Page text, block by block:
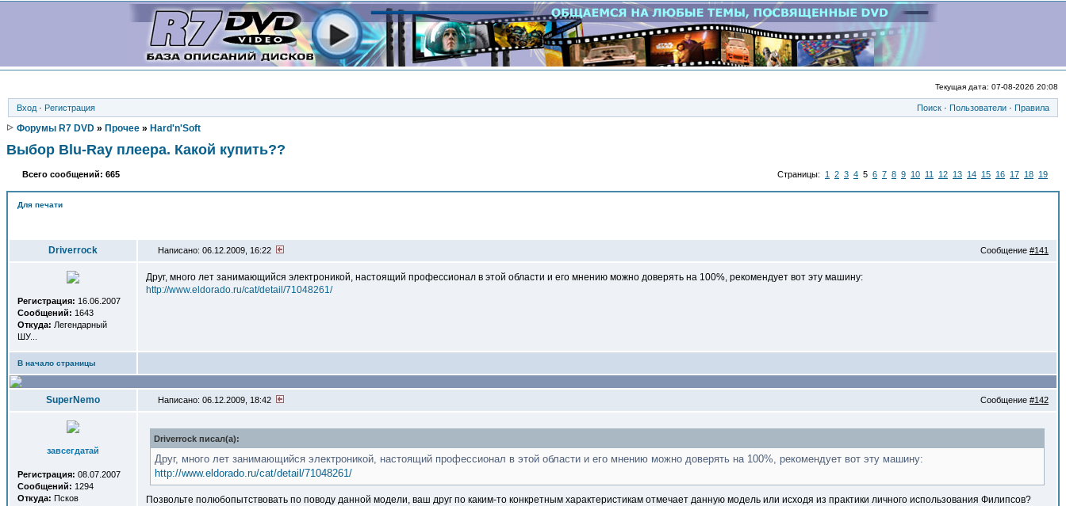
Текущая дата: 07-08-2026 20:08
Вход · Регистрация Поиск · Пользователи · Правила
Форумы R7 DVD » Прочее » Hard'n'Soft
Выбор Blu-Ray плеера. Какой купить??
Всего сообщений: 665 Страницы: 1 2 3 4 5 6 7 8 9 10 11 12 13 14 15 16 17 18 19
Для печати
Driverrock Написано: 06.12.2009, 16:22 Сообщение #141
Регистрация: 16.06.2007
Сообщений: 1643
Откуда: Легендарный
ШУ...
Друг, много лет занимающийся электроникой, настоящий профессионал в этой области и его мнению можно доверять на 100%, рекомендует вот эту машину:
http://www.eldorado.ru/cat/detail/71048261/
В начало страницы
SuperNemo Написано: 06.12.2009, 18:42 Сообщение #142
завсегдатай
Регистрация: 08.07.2007
Сообщений: 1294
Откуда: Псков
Driverrock писал(a):
Друг, много лет занимающийся электроникой, настоящий профессионал в этой области и его мнению можно доверять на 100%, рекомендует вот эту машину:
http://www.eldorado.ru/cat/detail/71048261/
Позвольте полюбопытствовать по поводу данной модели, ваш друг по каким-то конкретным характеристикам отмечает данную модель или исходя из практики личного использования Филипсов?